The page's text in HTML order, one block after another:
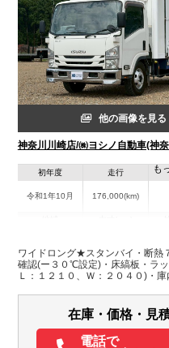
他の画像を見る
神奈川川崎店/㈱ヨシノ自動車(神
初年度
令和1年10月
走行
176,000(km)
神奈川県
W:1,980
H:1,840
パワステ パワーウィン
電動格納ミラー
バックモニター
も
ワイドロング★スタンバイ・断
確認(ー３０℃設定)・床縞板・ラ
Ｌ：１２１０、Ｗ：２０４０)・
在庫・価格・見
電話で